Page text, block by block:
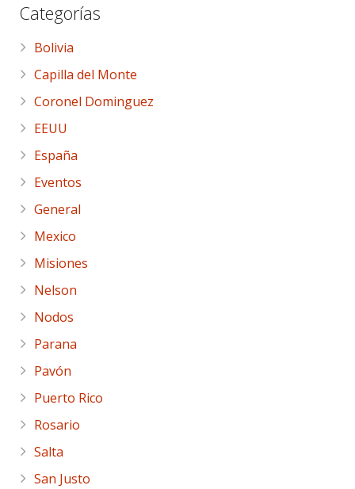
Categorías
Bolivia
Capilla del Monte
Coronel Dominguez
EEUU
España
Eventos
General
Mexico
Misiones
Nelson
Nodos
Parana
Pavón
Puerto Rico
Rosario
Salta
San Justo